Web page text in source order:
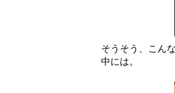
そうそう、こん
中には。